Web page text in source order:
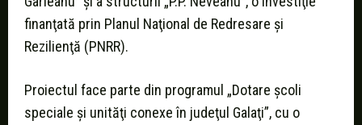
finanţată prin Planul Naţional de Redresare şi
Rezilienţă (PNRR).
Proiectul face parte din programul „Dotare şcoli
speciale şi unităţi conexe în judeţul Galaţi”, cu o